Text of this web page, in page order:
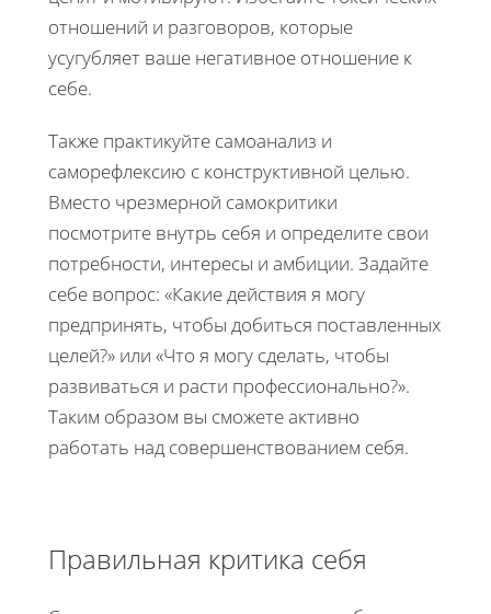
отношений и разговоров, которые
усугубляет ваше негативное отношение к
себе.
Также практикуйте самоанализ и
саморефлексию с конструктивной целью.
Вместо чрезмерной самокритики
посмотрите внутрь себя и определите свои
потребности, интересы и амбиции. Задайте
себе вопрос: «Какие действия я могу
предпринять, чтобы добиться поставленных
целей?» или «Что я могу сделать, чтобы
развиваться и расти профессионально?».
Таким образом вы сможете активно
работать над совершенствованием себя.
Правильная критика себя